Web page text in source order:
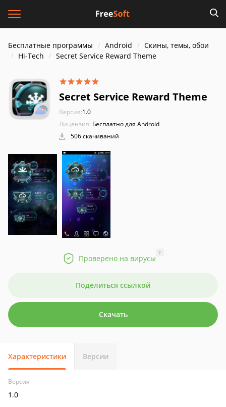
Бесплатные программы Android
Скины, темы, обои
Hi-Tech
Secret Service Reward Theme
Secret Service Reward Theme
Версия:1.0
Лицензия: Бесплатно для Android
506 скачиваний
Проверено на вирусы
?
Поделиться ссылкой
Скачать
Характеристики Версии
Версия
1.0